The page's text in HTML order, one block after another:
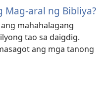
Mag-aral ng Bibliya?
mahahalagang
tao sa daigdig.
ang mga tanong